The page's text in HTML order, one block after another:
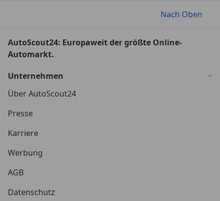
Nach Oben
AutoScout24: Europaweit der größte Online-
Automarkt.
Unternehmen
Über AutoScout24
Presse
Karriere
Werbung
AGB
Datenschutz